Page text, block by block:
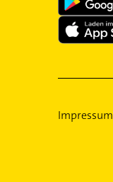
Impressum